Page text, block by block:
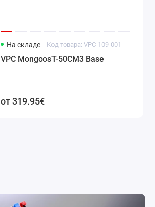
На складе Код товара: VPC-109-001
VPC MongoosT-50CM3 Base
от 319.95€